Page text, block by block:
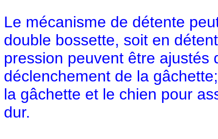
Le mécanisme de détente
double bossette, soit en
pression peuvent être ajustés
déclenchement de la
la gâchette et le chien pour
dur.